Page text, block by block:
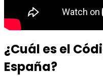
¿Cuál es el
España?